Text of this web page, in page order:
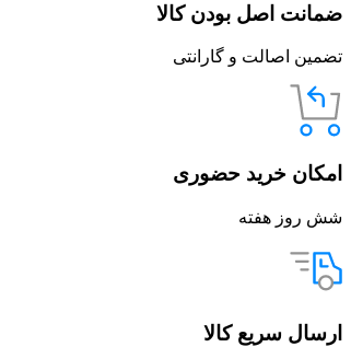
ضمانت اصل بودن کالا
تضمین اصالت و گارانتی
امکان خرید حضوری
شش روز هفته
ارسال سریع کالا